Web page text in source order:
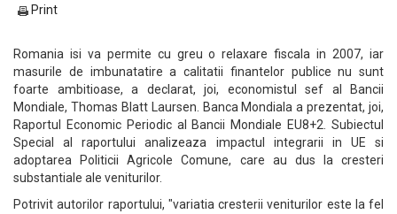
Print
Romania isi va permite cu greu o relaxare fiscala in 2007, iar
masurile de imbunatatire a calitatii finantelor publice nu sunt
foarte ambitioase, a declarat, joi, economistul sef al Bancii
Mondiale, Thomas Blatt Laursen. Banca Mondiala a prezentat, joi,
Raportul Economic Periodic al Bancii Mondiale EU8+2. Subiectul
Special al raportului analizeaza impactul integrarii in UE si
adoptarea Politicii Agricole Comune, care au dus la cresteri
substantiale ale veniturilor.
Potrivit autorilor raportului, "variatia cresterii veniturilor este la fel